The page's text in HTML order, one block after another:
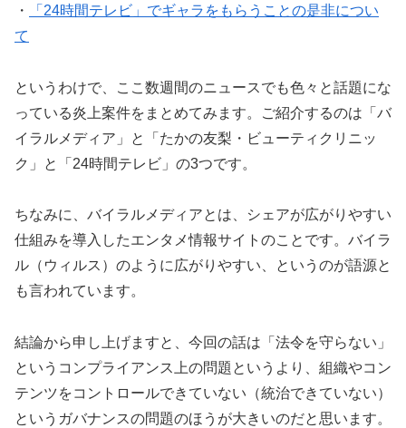
・
「24時間テレビ」でギャラをもらうことの是非につい
て
というわけで、ここ数週間のニュースでも色々と話題にな
っている炎上案件をまとめてみます。ご紹介するのは「バ
イラルメディア」と「たかの友梨・ビューティクリニッ
ク」と「24時間テレビ」の3つです。
ちなみに、バイラルメディアとは、シェアが広がりやすい
仕組みを導入したエンタメ情報サイトのことです。バイラ
ル（ウィルス）のように広がりやすい、というのが語源と
も言われています。
結論から申し上げますと、今回の話は「法令を守らない」
というコンプライアンス上の問題というより、組織やコン
テンツをコントロールできていない（統治できていない）
というガバナンスの問題のほうが大きいのだと思います。